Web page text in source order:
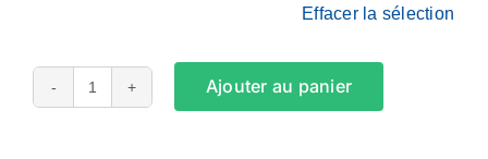
Effacer la sélection
quantité
Ajouter au panier